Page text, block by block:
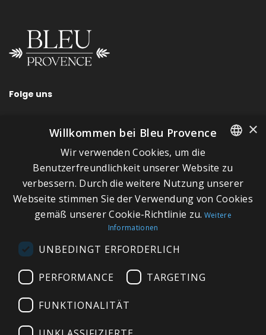
Folge uns
SCHNELLLINKS
Über Bleu Provence
Impressum
Geschäftsbedingungen
Kontaktieren Sie uns
Besuchen Sie unseren Showroom
FRENCH
ITALIAN
×
Willkommen bei Bleu Provence
Wir verwenden Cookies, um die
Benutzerfreundlichkeit unserer Website zu
verbessern. Durch die weitere Nutzung unserer
Webseite stimmen Sie der Verwendung von Cookies
gemäß unserer Cookie-Richtlinie zu. Weitere
Informationen
UNBEDINGT ERFORDERLICH
PERFORMANCE TARGETING
FUNKTIONALITÄT